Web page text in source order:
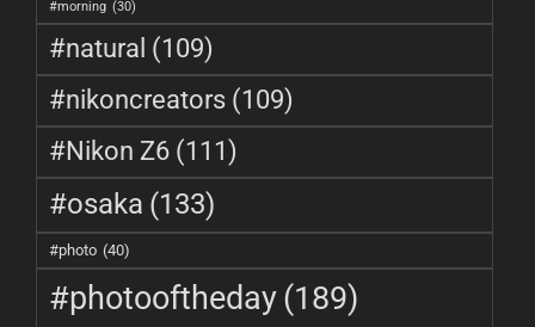
#morning (30)
#natural (109)
#nikoncreators (109)
#Nikon Z6 (111)
#osaka (133)
#photo (40)
#photooftheday(189)